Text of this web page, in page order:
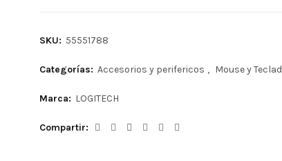
SKU: 55551788
Categorías: Accesorios y perifericos , Mouse y
Marca: LOGITECH
Compartir